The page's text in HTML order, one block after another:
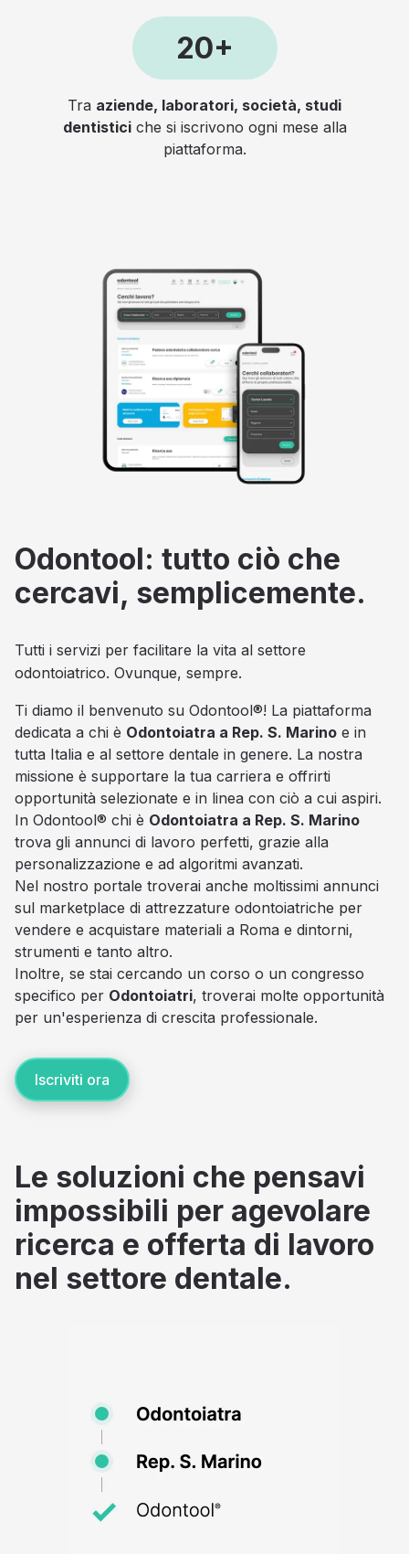
20+
Tra aziende, laboratori, società, studi
dentisticiche si iscrivono ogni mese alla
piattaforma.
Odontool: tutto ciò che
cercavi, semplicemente.
Tutti i servizi per facilitare la vita al settore
odontoiatrico. Ovunque, sempre.
Ti diamo il benvenuto su Odontool®! La piattaforma
dedicata a chi è Odontoiatra a Rep. S. Marino e in
tutta Italia e al settore dentale in genere. La nostra
missione è supportare la tua carriera e offrirti
opportunità selezionate e in linea con ciò a cui aspiri.
In Odontool® chi è Odontoiatra a Rep. S. Marino
trova gli annunci di lavoro perfetti, grazie alla
personalizzazione e ad algoritmi avanzati.
Nel nostro portale troverai anche moltissimi annunci
sul marketplace di attrezzature odontoiatriche per
vendere e acquistare materiali a Roma e dintorni,
strumenti e tanto altro.
Inoltre, se stai cercando un corso o un congresso
specifico per Odontoiatri, troverai molte opportunità
per un'esperienza di crescita professionale.
Iscriviti ora
Le soluzioni che pensavi
impossibili per agevolare
ricerca e offerta di lavoro
nel settore dentale.